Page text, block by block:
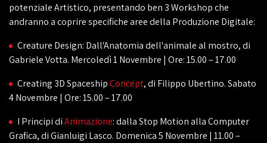
potenziale Artistico, presentando ben 3 Workshop che
andranno a coprire specifiche aree della Produzione Digitale:
Creature Design: Dall'Anatomia dell'animale al mostro, di
Gabriele Votta. Mercoledì 1 Novembre | Ore: 15.00 – 17.00
Creating 3D SpaceshipConcept, di Filippo Ubertino. Sabato
4 Novembre | Ore: 15.00 – 17.00
I Principi diAnimazione: dalla Stop Motion alla Computer
Grafica, di Gianluigi Lasco. Domenica 5 Novembre | 11.00 –